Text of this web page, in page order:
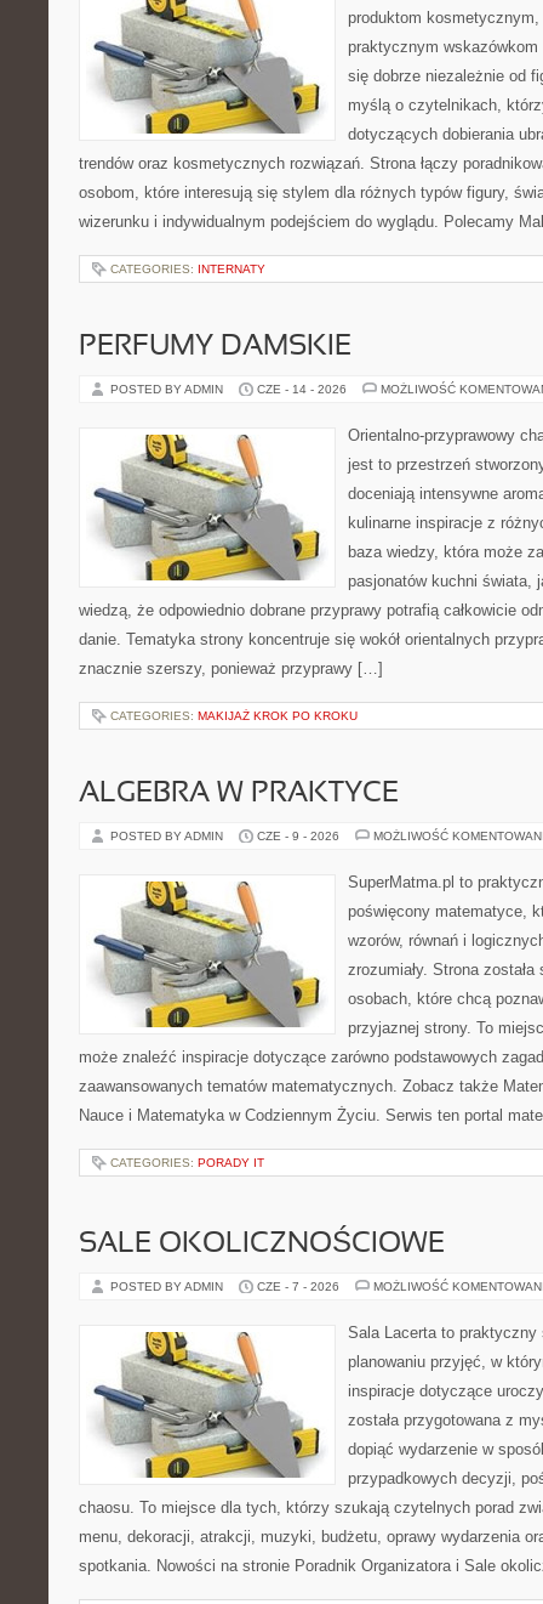
produktom
praktycznym
się dobrze niezależnie od
myślą o czytelnikach,
dotyczących dobierania
trendów oraz kosmetycznych rozwiązań. Strona łączy
osobom, które interesują się stylem dla różnych typów figury,
wizerunku i indywidualnym podejściem do wyglądu. Polecamy
CATEGORIES: INTERNATY
PERFUMY DAMSKIE
POSTED BY ADMIN CZE - 14 - 2026 MOŻLIWOŚĆ
Orientalno-przyprawowy
jest to przestrzeń
doceniają intensywne
kulinarne inspiracje z
baza wiedzy, która może
pasjonatów kuchni świata,
wiedzą, że odpowiednio dobrane przyprawy potrafią całkowicie
danie. Tematyka strony koncentruje się wokół orientalnych
znacznie szerszy, ponieważ przyprawy […]
CATEGORIES: MAKIJAŻ KROK PO KROKU
ALGEBRA W PRAKTYCE
POSTED BY ADMIN CZE - 9 - 2026 MOŻLIWOŚĆ
SuperMatma.pl to
poświęcony matematyce,
wzorów, równań i
zrozumiały. Strona
osobach, które chcą
przyjaznej strony. To
może znaleźć inspiracje dotyczące zarówno podstawowych
zaawansowanych tematów matematycznych. Zobacz także
Nauce i Matematyka w Codziennym Życiu. Serwis ten portal
CATEGORIES: PORADY IT
SALE OKOLICZNOŚCIOWE
POSTED BY ADMIN CZE - 7 - 2026 MOŻLIWOŚĆ
Sala Lacerta to praktyczny
planowaniu przyjęć, w
inspiracje dotyczące
została przygotowana z
dopiąć wydarzenie w
przypadkowych decyzji,
chaosu. To miejsce dla tych, którzy szukają czytelnych porad
menu, dekoracji, atrakcji, muzyki, budżetu, oprawy wydarzenia
spotkania. Nowości na stronie Poradnik Organizatora i Sale